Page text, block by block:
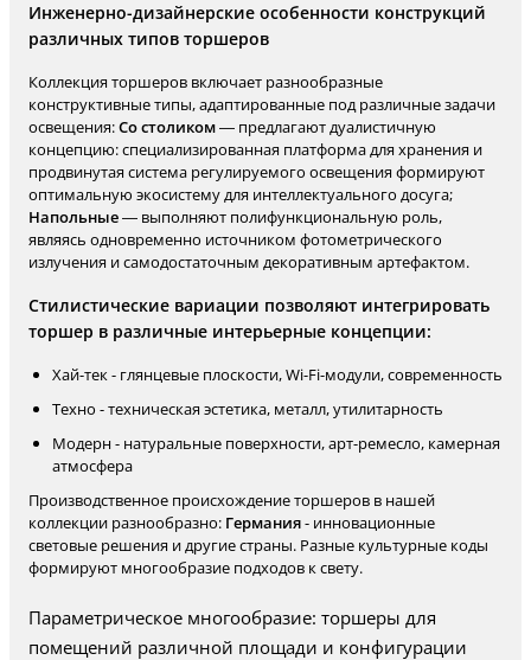
Инженерно-дизайнерские особенности конструкций
различных типов торшеров
Коллекция торшеров включает разнообразные
конструктивные типы, адаптированные под различные задачи
освещения:Со столиком— предлагают дуалистичную
концепцию: специализированная платформа для хранения и
продвинутая система регулируемого освещения формируют
оптимальную экосистему для интеллектуального досуга;
Напольные— выполняют полифункциональную роль,
являясь одновременно источником фотометрического
излучения и самодостаточным декоративным артефактом.
Стилистические вариации позволяют интегрировать
торшер в различные интерьерные концепции:
Хай-тек - глянцевые плоскости, Wi-Fi-модули, современность
Техно - техническая эстетика, металл, утилитарность
Модерн - натуральные поверхности, арт-ремесло, камерная
атмосфера
Производственное происхождение торшеров в нашей
коллекции разнообразно: Германия- инновационные
световые решения и другие страны. Разные культурные коды
формируют многообразие подходов к свету.
Параметрическое многообразие: торшеры для
помещений различной площади и конфигурации